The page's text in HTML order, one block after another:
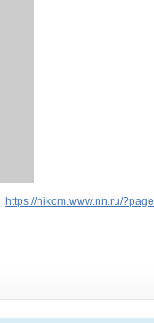
https://nikom.www.nn.ru/